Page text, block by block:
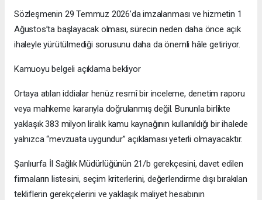
Sözleşmenin 29 Temmuz 2026’da imzalanması ve hizmetin 1
Ağustos’ta başlayacak olması, sürecin neden daha önce açık
ihaleyle yürütülmediği sorusunu daha da önemli hâle getiriyor.
Kamuoyu belgeli açıklama bekliyor
Ortaya atılan iddialar henüz resmî bir inceleme, denetim raporu
veya mahkeme kararıyla doğrulanmış değil. Bununla birlikte
yaklaşık 383 milyon liralık kamu kaynağının kullanıldığı bir ihalede
yalnızca “mevzuata uygundur” açıklaması yeterli olmayacaktır.
Şanlıurfa İl Sağlık Müdürlüğünün 21/b gerekçesini, davet edilen
firmaların listesini, seçim kriterlerini, değerlendirme dışı bırakılan
tekliflerin gerekçelerini ve yaklaşık maliyet hesabının